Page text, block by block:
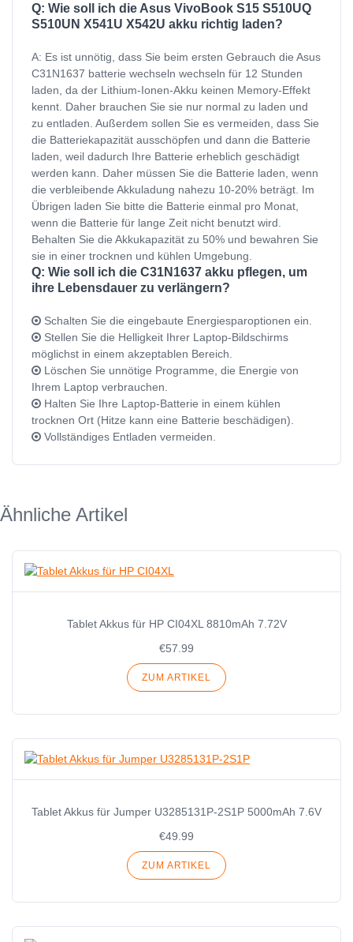
Q: Wie soll ich die Asus VivoBook S15 S510UQ
S510UN X541U X542U akku richtig laden?
A: Es ist unnötig, dass Sie beim ersten Gebrauch die Asus
C31N1637 batterie wechseln wechseln für 12 Stunden
laden, da der Lithium-Ionen-Akku keinen Memory-Effekt
kennt. Daher brauchen Sie sie nur normal zu laden und
zu entladen. Außerdem sollen Sie es vermeiden, dass Sie
die Batteriekapazität ausschöpfen und dann die Batterie
laden, weil dadurch Ihre Batterie erheblich geschädigt
werden kann. Daher müssen Sie die Batterie laden, wenn
die verbleibende Akkuladung nahezu 10-20% beträgt. Im
Übrigen laden Sie bitte die Batterie einmal pro Monat,
wenn die Batterie für lange Zeit nicht benutzt wird.
Behalten Sie die Akkukapazität zu 50% und bewahren Sie
sie in einer trocknen und kühlen Umgebung.
Q: Wie soll ich die C31N1637 akku pflegen, um
ihre Lebensdauer zu verlängern?
Schalten Sie die eingebaute Energiesparoptionen ein.
Stellen Sie die Helligkeit Ihrer Laptop-Bildschirms
möglichst in einem akzeptablen Bereich.
Löschen Sie unnötige Programme, die Energie von
Ihrem Laptop verbrauchen.
Halten Sie Ihre Laptop-Batterie in einem kühlen
trocknen Ort (Hitze kann eine Batterie beschädigen).
Vollständiges Entladen vermeiden.
Ähnliche Artikel
Tablet Akkus für HP CI04XL 8810mAh 7.72V
€57.99
ZUM ARTIKEL
Tablet Akkus für Jumper U3285131P-2S1P 5000mAh 7.6V
€49.99
ZUM ARTIKEL